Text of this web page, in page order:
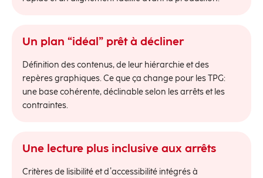
Un plan “idéal” prêt à décliner
Définition des contenus, de leur hiérarchie et des
repères graphiques. Ce que ça change pour les TPG:
une base cohérente, déclinable selon les arrêts et les
contraintes.
Une lecture plus inclusive aux arrêts
Critères de lisibilité et d’accessibilité intégrés à